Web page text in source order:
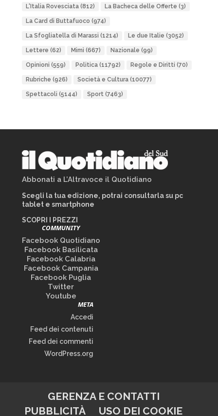
L'Italia Rovesciata(812) La Bacheca delle Offerte (3)
La Card di Buttafuoco (974)
La Sfogliatella di Marassi (1214) Le due Italie (3052)
Lettere (62) Mimì (667) Nazionale (99)
Opinioni (559) Politica(11792) Regole e Diritti (70)
Rubriche (926) Società e Cultura(10077)
Spettacoli (5144) Sport(7463)
Abbonati a L’Altravoce il Quotidiano
Scegli la tua edizione, potrai consultarla su pc
tablet e smartphone
SCOPRI I PREZZI
COMMUNITY
Facebook Quotidiano
Facebook Basilicata
Facebook Calabria
Facebook Campania
Facebook Puglia
Twitter
Youtube
META
Accedi
Feed dei contenuti
Feed dei commenti
WordPress.org
GERENZA E CONTATTI
PUBBLICITÀ
USO DEI COOKIE